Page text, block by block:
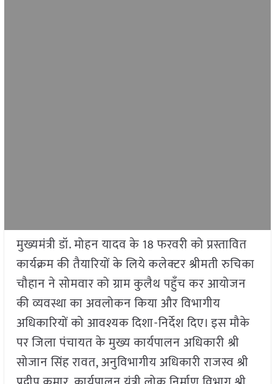
मुख्यमंत्री डॉ. मोहन यादव के 18 फरवरी को प्रस्तावित
कार्यक्रम की तैयारियों के लिये कलेक्टर श्रीमती रुचिका
चौहान ने सोमवार को ग्राम कुलैथ पहुँच कर आयोजन
की व्यवस्था का अवलोकन किया और विभागीय
अधिकारियों को आवश्यक दिशा-निर्देश दिए। इस मौके
पर जिला पंचायत के मुख्य कार्यपालन अधिकारी श्री
सोजान सिंह रावत, अनुविभागीय अधिकारी राजस्व श्री